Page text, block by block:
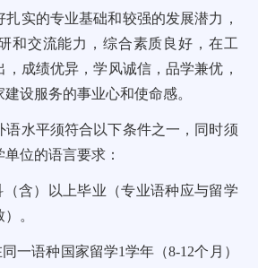
扎实的专业基础和较强的发展潜力，
和交流能力，综合素质良好，在工
成绩优异，学风诚信，品学兼优，
设服务的事业心和使命感。
语水平须符合以下条件之一，同时须
位的语言要求：
（含）以上毕业（专业语种应与留学
。
一语种国家留学1学年（8-12个月）